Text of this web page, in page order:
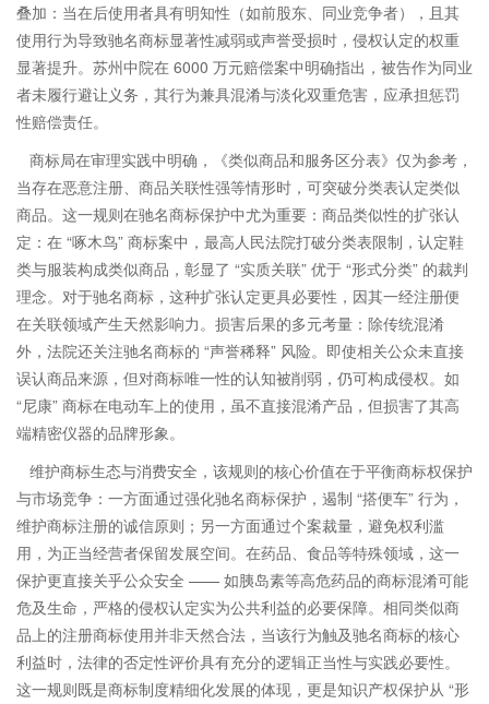
叠加 ：当在后使用者具有明知性（如前股东、同业竞争者），且其
使用行为导致驰名商标显著性减弱或声誉受损时，侵权认定的权重
显著提升。苏州中院在 6000 万元赔偿案中明确指出，被告作为同业
者未履行避让义务，其行为兼具混淆与淡化双重危害，应承担惩罚
性赔偿责任。
商标局在审理实践中明确，《类似商品和服务区分表》仅为参考，
当存在恶意注册、商品关联性强等情形时，可突破分类表认定类似
商品。这一规则在驰名商标保护中尤为重要： 商品类似性的扩张认
定 ：在 “啄木鸟” 商标案中，最高人民法院打破分类表限制，认定鞋
类与服装构成类似商品，彰显了 “实质关联” 优于 “形式分类” 的裁判
理念。对于驰名商标，这种扩张认定更具必要性，因其一经注册便
在关联领域产生天然影响力。 损害后果的多元考量 ：除传统混淆
外，法院还关注驰名商标的 “声誉稀释” 风险。即使相关公众未直接
误认商品来源，但对商标唯一性的认知被削弱，仍可构成侵权。如
“尼康” 商标在电动车上的使用，虽不直接混淆产品，但损害了其高
端精密仪器的品牌形象。
维护商标生态与消费安全 ​， 该规则的核心价值在于平衡商标权保护
与市场竞争：一方面通过强化驰名商标保护，遏制 “搭便车” 行为，
维护商标注册的诚信原则；另一方面通过个案裁量，避免权利滥
用，为正当经营者保留发展空间。在药品、食品等特殊领域，这一
保护更直接关乎公众安全 —— 如胰岛素等高危药品的商标混淆可能
危及生命，严格的侵权认定实为公共利益的必要保障。 相同类似商
品上的注册商标使用并非天然合法，当该行为触及驰名商标的核心
利益时，法律的否定性评价具有充分的逻辑正当性与实践必要性。
这一规则既是商标制度精细化发展的体现，更是知识产权保护从 “形